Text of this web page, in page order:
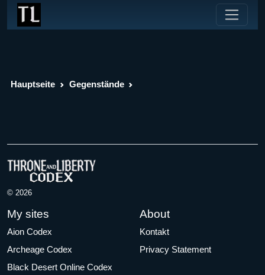
Hauptseite Gegenstände
© 2026
My sites
Aion Codex
Archeage Codex
Black Desert Online Codex
About
Kontakt
Privacy Statement